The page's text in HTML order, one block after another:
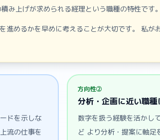
み上げが求められる経理という職種の特性です。
進めるかを早めに考えることが大切です。 私が
ドを示しな
流の仕事を
方向性②
分析・企画に近い職種
数字を扱う経験を活かし
ど より分析・提案に軸